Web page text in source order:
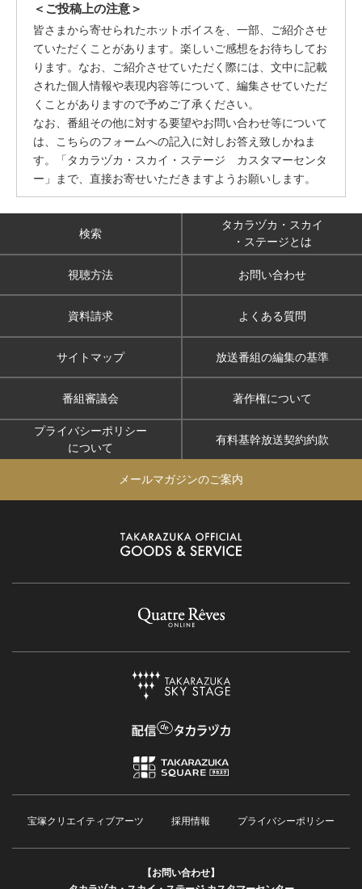
＜ご投稿上の注意＞
皆さまから寄せられたホットボイスを、一部、ご紹介させ
ていただくことがあります。楽しいご感想をお待ちしてお
ります。なお、ご紹介させていただく際には、文中に記載
された個人情報や表現内容等について、編集させていただ
くことがありますので予めご了承ください。
なお、番組その他に対する要望やお問い合わせ等について
は、こちらのフォームへの記入に対しお答え致しかねま
す。「タカラヅカ・スカイ・ステージ カスタマーセンタ
ー」まで、直接お寄せいただきますようお願いします。
検索
タカラヅカ・スカイ
・ステージとは
視聴方法 お問い合わせ
資料請求 よくある質問
サイトマップ 放送番組の編集の基準
番組審議会 著作権について
プライバシーポリシー
について
有料基幹放送契約約款
メールマガジンのご案内
宝塚クリエイティブアーツ 採用情報 プライバシーポリシー
【お問い合わせ】